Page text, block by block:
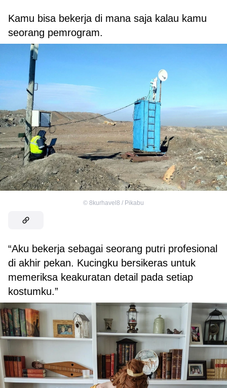
Kamu bisa bekerja di mana saja kalau kamu
seorang pemrogram.
© 8kurhavel8 / Pikabu
“Aku bekerja sebagai seorang putri profesional
di akhir pekan. Kucingku bersikeras untuk
memeriksa keakuratan detail pada setiap
kostumku.”